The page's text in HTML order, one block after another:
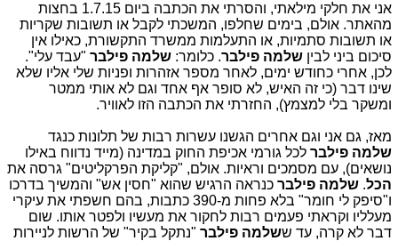
אני את חלקי מילאתי, והסרתי את הכתבה ביום 1.7.15 בחצות
מהאתר. אולם, בימים שחלפו, המשכתי לקבל או תשובות שקריות
או תשובות סתמיות, או התעלמות ממשרד התקשורת, כאילו אין
סיכום ביני לבין שלמה פילבר. כלומר: שלמה פילבר "עבד עלי".
לכן, אחרי כחודש ימים, לאחר מספר אזהרות ופניות שלי אליו שלא
שינו דבר (כי זה האיש, לא סופר אף אחד וגם לא אותי ממטר
ומשקר בלי למצמץ), החזרתי את הכתבה הזו לאוויר.
מאז, גם אני וגם אחרים הגשנו עשרות רבות של תלונות כנגד
שלמה פילבר לכל גורמי אכיפת החוק במדינה (מייד נדווח באילו
נושאים), עם מסמכים וראיות. אולם, "קליקת הפרקליטים" גרסה את
הכל. שלמה פילבר כנראה הרגיש שהוא "חסין אש" והמשיך בדרכו
ו"סיפק לי חומר" בלא פחות מ-390 כתבות, בהם חשפתי את עיקרי
מעלליו וקראתי פעמים רבות לחקור את מעשיו ולפטר אותו. שום
דבר לא קרה, עד ששלמה פילבר "נתקל בקיר" של הרשות לניירות